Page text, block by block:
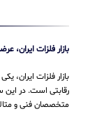
بازار فلزات ایران،
بازار فلزات ایران،
رقابتی است. در
متخصصان فنی و